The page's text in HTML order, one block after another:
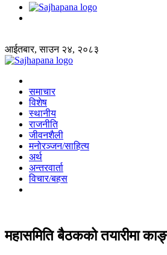
आईतबार, साउन २४, २०८३
समाचार
विशेष
स्थानीय
राजनीति
जीवनशैली
मनोरञ्जन/साहित्य
अर्थ
अन्तरवार्ता
विचार/बहस
महासमिति बैठकको तयारीमा